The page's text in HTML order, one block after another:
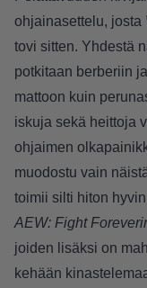
ohjainasettelu, josta
tovi sitten. Yhdestä
potkitaan berberiin
mattoon kuin
iskuja sekä heittoja
ohjaimen
muodostu vain
toimii silti hiton
AEW: Fight
joiden lisäksi on
kehään